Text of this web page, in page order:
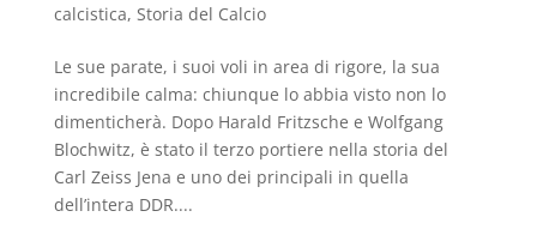
calcistica, Storia del Calcio
Le sue parate, i suoi voli in area di rigore, la sua
incredibile calma: chiunque lo abbia visto non lo
dimenticherà. Dopo Harald Fritzsche e Wolfgang
Blochwitz, è stato il terzo portiere nella storia del
Carl Zeiss Jena e uno dei principali in quella
dell’intera DDR....